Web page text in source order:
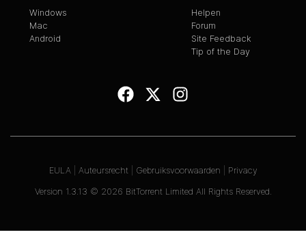
Windows
Mac
Android
Helpen
Forum
Site Feedback
Tip of the Day
Version 1.3.13 © 2026 BitTorrent Limited All Rights Reserved.
EULA Auteursrecht Gebruiksvoorwaarden Privacy